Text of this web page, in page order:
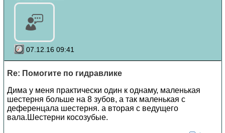
07.12.16 09:41
Re: Помогите по гидравлике
Дима у меня практически один к однаму, маленькая
шестерня больше на 8 зубов, а так маленькая с
деференцала шестерня. а вторая с ведущего
вала.Шестерни косозубые.